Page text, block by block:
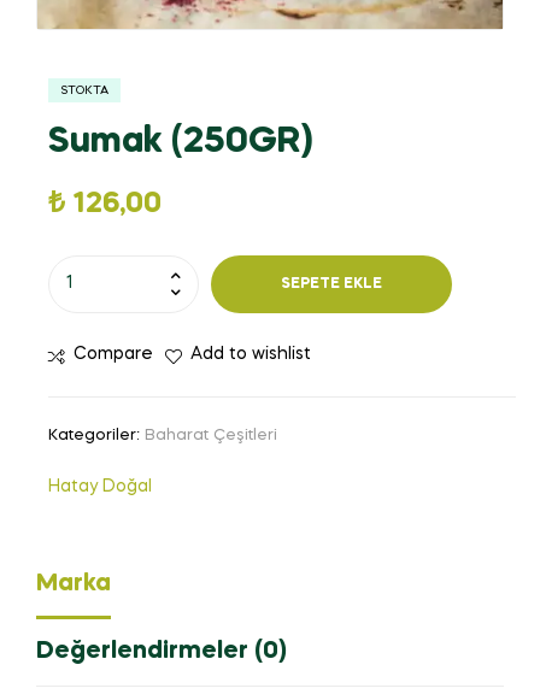
STOKTA
Sumak (250GR)
₺ 126,00
SEPETE EKLE
Compare Add to wishlist
Kategoriler: Baharat Çeşitleri
Hatay Doğal
Marka
Değerlendirmeler (0)